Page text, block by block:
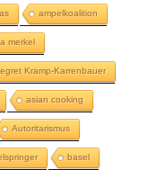
ampelkoalition
merkel
Kramp-Karrenbauer
asian cooking
Autoritarismus
basel